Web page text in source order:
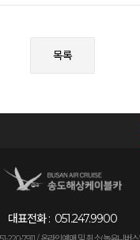
목록
대표전화 : 051.247.9900